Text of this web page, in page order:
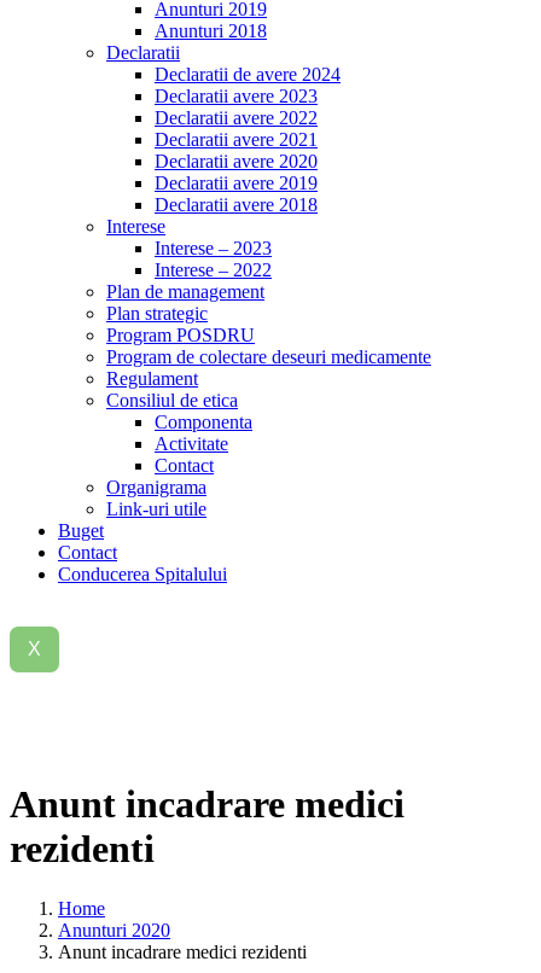
Anunturi 2019
Anunturi 2018
Declaratii
Declaratii de avere 2024
Declaratii avere 2023
Declaratii avere 2022
Declaratii avere 2021
Declaratii avere 2020
Declaratii avere 2019
Declaratii avere 2018
Interese
Interese – 2023
Interese – 2022
Plan de management
Plan strategic
Program POSDRU
Program de colectare deseuri medicamente
Regulament
Consiliul de etica
Componenta
Activitate
Contact
Organigrama
Link-uri utile
Buget
Contact
Conducerea Spitalului
X
Anunt incadrare medici
rezidenti
Home
Anunturi 2020
Anunt incadrare medici rezidenti